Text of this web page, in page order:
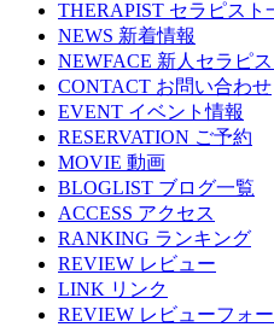
THERAPIST セラピスト
NEWS 新着情報
NEWFACE 新人セラピス
CONTACT お問い合わせ
EVENT イベント情報
RESERVATION ご予約
MOVIE 動画
BLOGLIST ブログ一覧
ACCESS アクセス
RANKING ランキング
REVIEW レビュー
LINK リンク
REVIEW レビューフォ